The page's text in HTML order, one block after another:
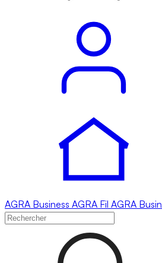
AGRA Business AGRA Fil AGRA